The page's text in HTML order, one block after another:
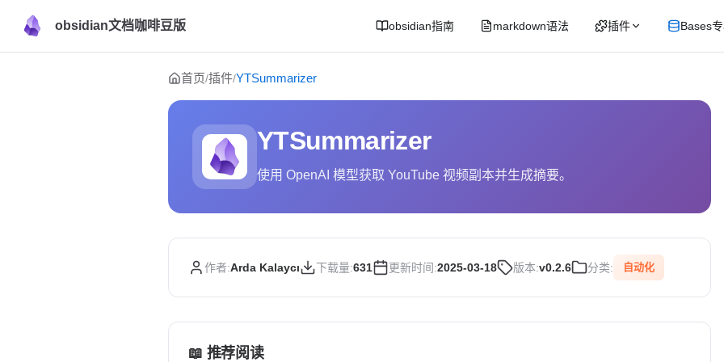
obsidian文档咖啡豆版 obsidian指南 markdown语法 插件 Bases
Skip to content
首页/插件/YTSummarizer
YTSummarizer
使用 OpenAI 模型获取 YouTube 视频副本并生成摘要。
作者:Arda Kalaycı 下载量:631 更新时间:2025-03-18 版本:v0.2.6 分类: 自动化
📖 推荐阅读